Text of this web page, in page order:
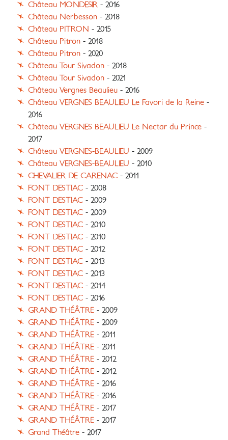
Château MONDESIR - 2016
Château Nerbesson - 2018
Château PITRON - 2015
Château Pitron - 2018
Château Pitron - 2020
Château Tour Sivadon - 2018
Château Tour Sivadon - 2021
Château Vergnes Beaulieu - 2016
Château VERGNES BEAULIEU Le Favori de la Reine -
2016
Château VERGNES BEAULIEU Le Nectar du Prince -
2017
Château VERGNES-BEAULIEU - 2009
Château VERGNES-BEAULIEU - 2010
CHEVALIER DE CARENAC - 2011
FONT DESTIAC - 2008
FONT DESTIAC - 2009
FONT DESTIAC - 2009
FONT DESTIAC - 2010
FONT DESTIAC - 2010
FONT DESTIAC - 2012
FONT DESTIAC - 2013
FONT DESTIAC - 2013
FONT DESTIAC - 2014
FONT DESTIAC - 2016
GRAND THÉÂTRE - 2009
GRAND THÉÂTRE - 2009
GRAND THÉÂTRE - 2011
GRAND THÉÂTRE - 2011
GRAND THÉÂTRE - 2012
GRAND THÉÂTRE - 2012
GRAND THÉÂTRE - 2016
GRAND THÉÂTRE - 2016
GRAND THÉÂTRE - 2017
GRAND THÉÂTRE - 2017
Grand Théâtre - 2017